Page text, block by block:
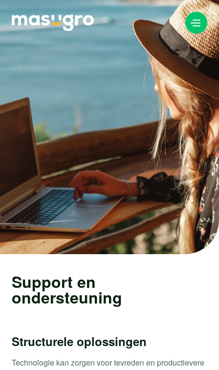
088 040 8200
Support en
ondersteuning
Structurele oplossingen
Technologie kan zorgen voor tevreden en productievere